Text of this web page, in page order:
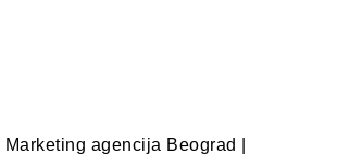
agencija Beograd |